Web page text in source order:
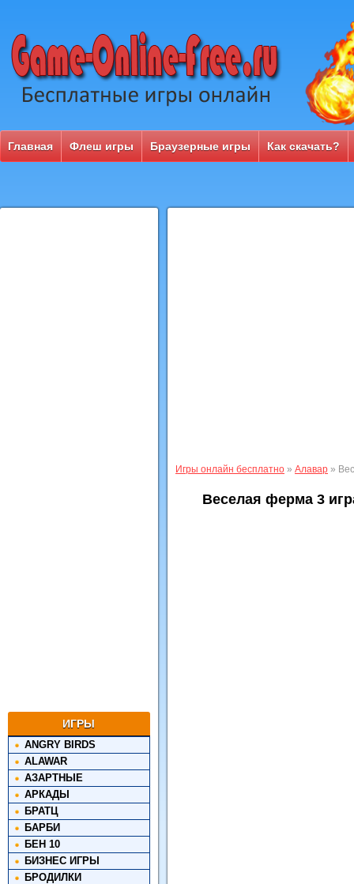
Главная Флеш игры Браузерные игры Как скачать?
ИГРЫ
ANGRY BIRDS
ALAWAR
АЗАРТНЫЕ
АРКАДЫ
БРАТЦ
БАРБИ
БЕН 10
БИЗНЕС ИГРЫ
БРОДИЛКИ
Игры онлайн бесплатно » Алавар »
Веселая ферма 3